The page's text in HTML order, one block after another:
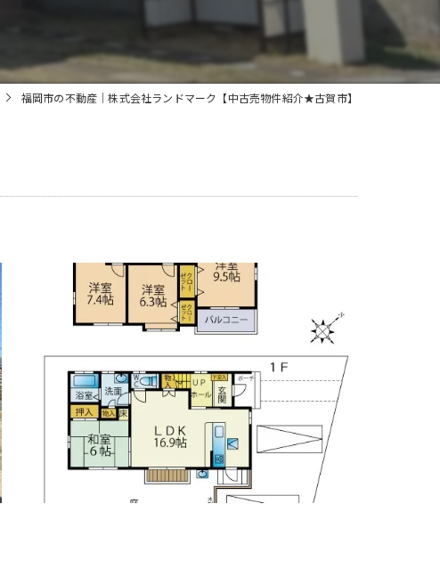
福岡市の不動産｜株式会社ランドマーク【中古売物件紹介★古賀市】